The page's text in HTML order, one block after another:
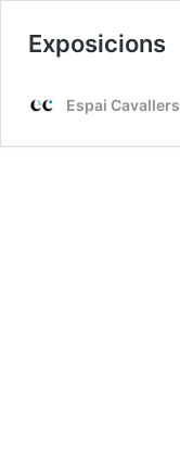
Exposicions
Espai Cavallers